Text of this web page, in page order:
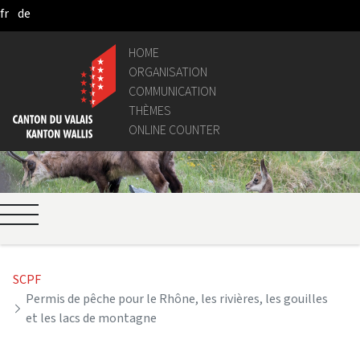
Skip to Main Content
fr de
HOME
ORGANISATION
COMMUNICATION
THÈMES
ONLINE COUNTER
SCPF
Permis de pêche pour le Rhône, les rivières, les gouilles
et les lacs de montagne